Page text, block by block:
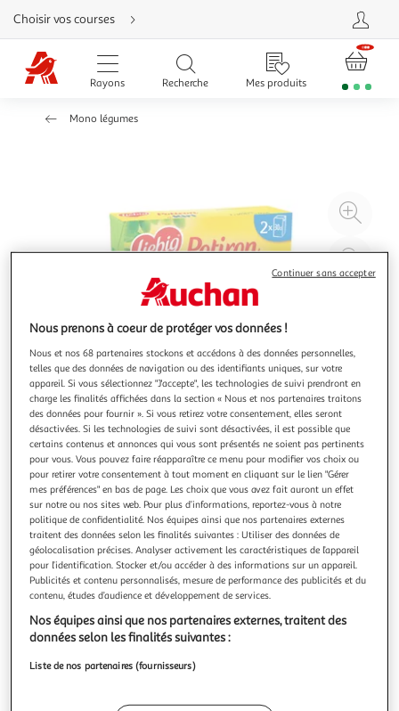
Aller
directement
au
contenu
Aller
directement
Aller
Choisir vos courses
Rayons Recherche Mes produits
Mono légumes
à
4.9 (7)
LIEBIG
Soupe de potiron et Kiri
100% ingrédients naturels
En savoir +
2x30cl 2 personnes
Vous voulez connaître le prix de ce produit ?
Nous prenons à coeur de protéger vos données !
Nous et nos 68 partenaires stockons et accédons à des données personnelles,
telles que des données de navigation ou des identifiants uniques, sur votre
appareil. Si vous sélectionnez "J'accepte", les technologies de suivi prendront en
charge les finalités affichées dans la section « Nous et nos partenaires traitons
des données pour fournir ». Si vous retirez votre consentement, elles seront
désactivées. Si les technologies de suivi sont désactivées, il est possible que
certains contenus et annonces qui vous sont présentés ne soient pas pertinents
pour vous. Vous pouvez faire réapparaître ce menu pour modifier vos choix ou
pour retirer votre consentement à tout moment en cliquant sur le lien "Gérer
mes préférences" en bas de page. Les choix que vous avez fait auront un effet
sur notre ou nos sites web. Pour plus d’informations, reportez-vous à notre
politique de confidentialité. Nos équipes ainsi que nos partenaires externes
traitent des données selon les finalités suivantes : Utiliser des données de
géolocalisation précises. Analyser activement les caractéristiques de l’appareil
pour l’identification. Stocker et/ou accéder à des informations sur un appareil.
Publicités et contenu personnalisés, mesure de performance des publicités et du
contenu, études d’audience et développement de services.
Nos équipes ainsi que nos partenaires externes, traitent des
données selon les finalités suivantes :
Liste de nos partenaires (fournisseurs)
Continuer sans accepter